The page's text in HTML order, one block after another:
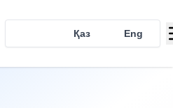
Қаз Eng